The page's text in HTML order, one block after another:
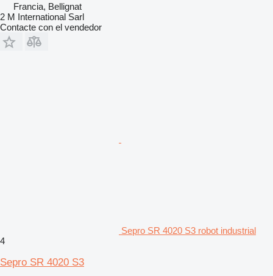
Francia, Bellignat
2 M International Sarl
Contacte con el vendedor
Sepro SR 4020 S3 robot industrial
4
Sepro SR 4020 S3